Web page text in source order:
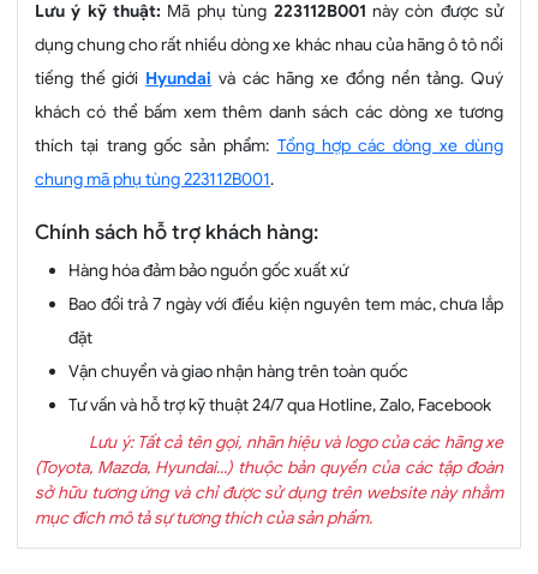
Lưu ý kỹ thuật: Mã phụ tùng 223112B001 này còn được sử
dụng chung cho rất nhiều dòng xe khác nhau của hãng ô tô nổi
tiếng thế giới Hyundai và các hãng xe đồng nền tảng. Quý
khách có thể bấm xem thêm danh sách các dòng xe tương
thích tại trang gốc sản phẩm: Tổng hợp các dòng xe dùng
chung mã phụ tùng 223112B001.
Chính sách hỗ trợ khách hàng:
Hàng hóa đảm bảo nguồn gốc xuất xứ
Bao đổi trả 7 ngày với điều kiện nguyên tem mác, chưa lắp
đặt
Vận chuyển và giao nhận hàng trên toàn quốc
Tư vấn và hỗ trợ kỹ thuật 24/7 qua Hotline, Zalo, Facebook
Lưu ý: Tất cả tên gọi, nhãn hiệu và logo của các hãng xe
(Toyota, Mazda, Hyundai...) thuộc bản quyền của các tập đoàn
sở hữu tương ứng và chỉ được sử dụng trên website này nhằm
mục đích mô tả sự tương thích của sản phẩm.